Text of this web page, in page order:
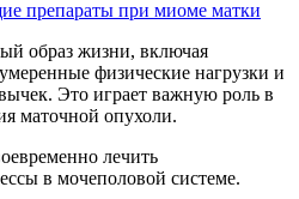
препараты при миоме матки
образ жизни, включая
физические нагрузки и
Это играет важную роль в
маточной опухоли.
лечить
в мочеполовой системе.